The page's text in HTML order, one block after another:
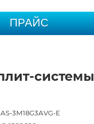
ПРАЙС
системы
3M18G3AVG-E